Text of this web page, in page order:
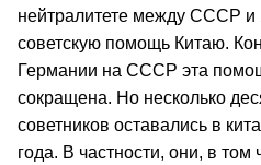
нейтралитете между СССР и
советскую помощь Китаю.
Германии на СССР эта
сокращена. Но несколько
советников оставались в
года. В частности, они, в том